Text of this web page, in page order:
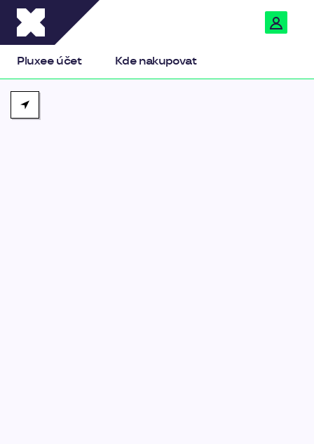
Pluxee účet Kde nakupovat